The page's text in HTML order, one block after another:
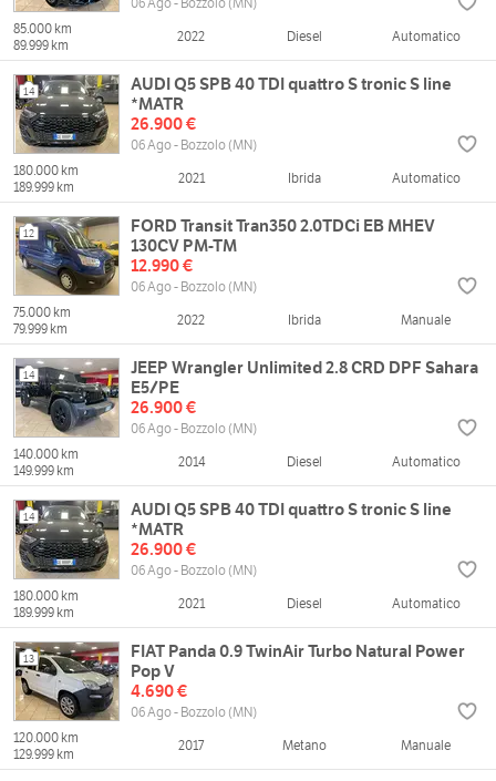
85.000 km
89.999 km
2022 Diesel Automatico
14
AUDI Q5 SPB 40 TDI quattro S tronic S line
*MATR
26.900 €
06 Ago - Bozzolo (MN)
180.000 km
189.999 km
2021 Ibrida Automatico
12
FORD Transit Tran350 2.0TDCi EB MHEV
130CV PM-TM
12.990 €
06 Ago - Bozzolo (MN)
75.000 km
79.999 km
2022 Ibrida Manuale
14
JEEP Wrangler Unlimited 2.8 CRD DPF Sahara
E5/PE
26.900 €
06 Ago - Bozzolo (MN)
140.000 km
149.999 km
2014 Diesel Automatico
14
AUDI Q5 SPB 40 TDI quattro S tronic S line
*MATR
26.900 €
06 Ago - Bozzolo (MN)
180.000 km
189.999 km
2021 Diesel Automatico
13
FIAT Panda 0.9 TwinAir Turbo Natural Power
Pop V
4.690 €
06 Ago - Bozzolo (MN)
120.000 km
129.999 km
2017 Metano Manuale